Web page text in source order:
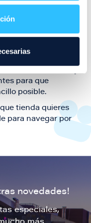
y shopping durante
Puerto Venecia
para que
posible.
tienda quieres
para navegar por
novedades!
especiales,